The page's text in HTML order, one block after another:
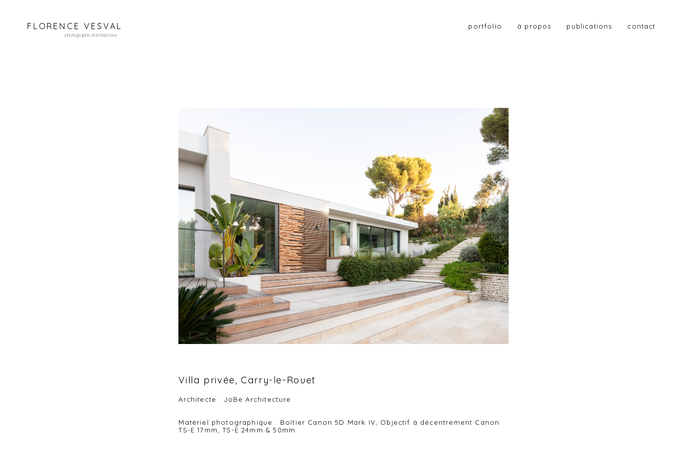
FLORENCE VESVAL
photographe d'architecture
portfolio à propos publications contact
Villa privée, Carry-le-Rouet
Architecte : JoBe Architecture
Matériel photographique : Boîtier Canon 5D Mark IV, Objectif à décentrement Canon
TS-E 17mm, TS-E 24mm & 50mm